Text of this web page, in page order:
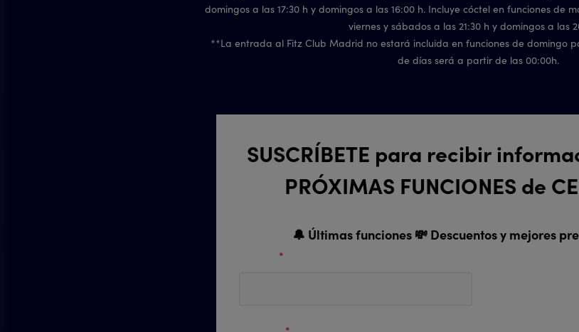
domingos a las 17:30 h y domingos a las 16:00 h. Incluye cóctel en funciones de
viernes y sábados a las 21:30 h y domingos a las
**La entrada al Fitz Club Madrid no estará incluida en funciones de domingo
de días será a partir de las 00:00h.
SUSCRÍBETE para recibir
PRÓXIMAS FUNCIONES de
🔔 Últimas funciones 💸 Descuentos y mejores
*